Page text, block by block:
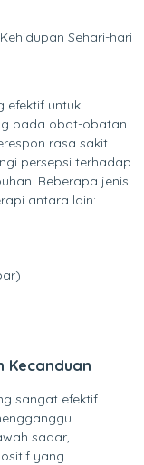
Sehari-hari
efektif untuk
pada obat-obatan.
rasa sakit
persepsi terhadap
Beberapa jenis
antara lain:
Kecanduan
sangat efektif
sadar,
yang